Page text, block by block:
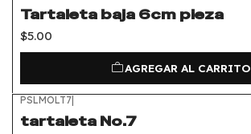
Tartaleta baja 6cm pieza
$5.00
AGREGAR AL CARRITO
PSLMOLT7|
tartaleta No.7